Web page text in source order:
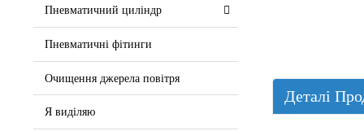
Пневматичний циліндр
Пневматичні фітинги
Очищення джерела повітря
Я виділяю
Деталі